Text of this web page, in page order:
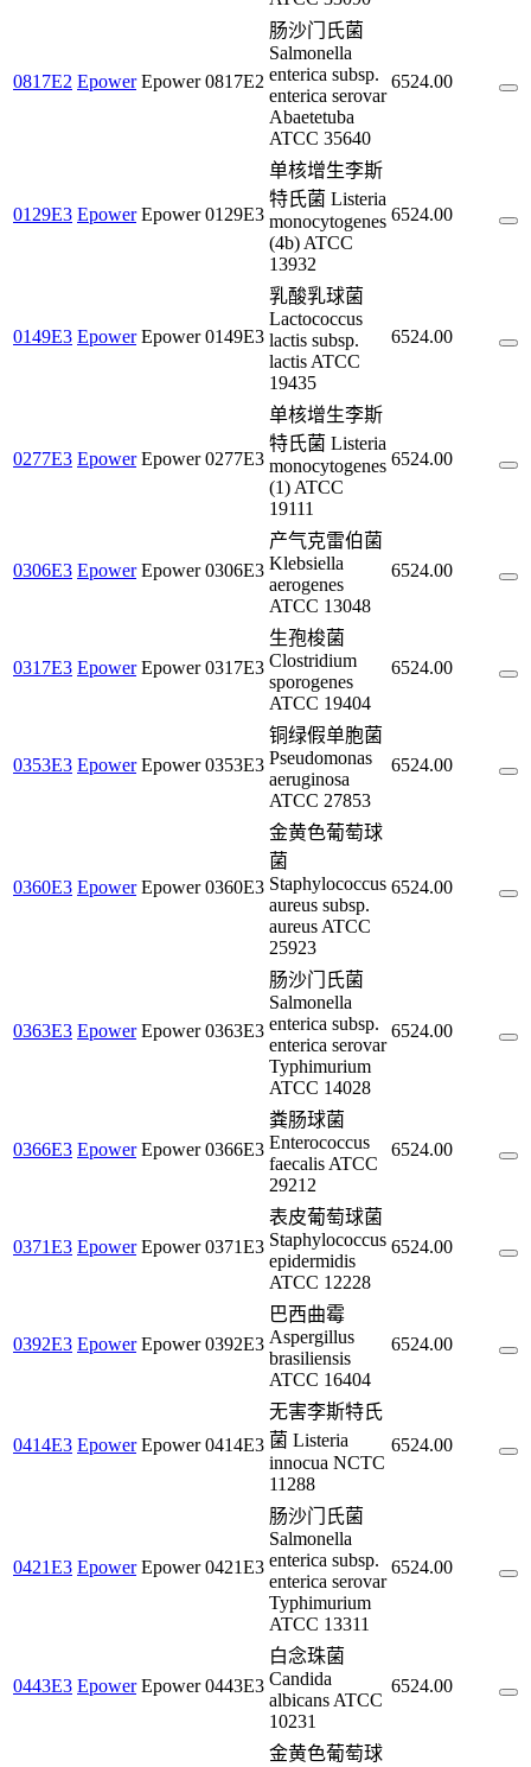
0817E2 Epower Epower 0817E2
肠沙门氏菌
Salmonella
enterica subsp.
enterica serovar
Abaetetuba
ATCC 35640
6524.00
0129E3 Epower Epower 0129E3
单核增生李斯
特氏菌 Listeria
monocytogenes
(4b) ATCC
13932
6524.00
0149E3 Epower Epower 0149E3
乳酸乳球菌
Lactococcus
lactis subsp.
lactis ATCC
19435
6524.00
0277E3 Epower Epower 0277E3
单核增生李斯
特氏菌 Listeria
monocytogenes
(1) ATCC
19111
6524.00
0306E3 Epower Epower 0306E3
产气克雷伯菌
Klebsiella
aerogenes
ATCC 13048
6524.00
0317E3 Epower Epower 0317E3
生孢梭菌
Clostridium
sporogenes
ATCC 19404
6524.00
0353E3 Epower Epower 0353E3
铜绿假单胞菌
Pseudomonas
aeruginosa
ATCC 27853
6524.00
0360E3 Epower Epower 0360E3
金黄色葡萄球
菌
Staphylococcus
aureus subsp.
aureus ATCC
25923
6524.00
0363E3 Epower Epower 0363E3
肠沙门氏菌
Salmonella
enterica subsp.
enterica serovar
Typhimurium
ATCC 14028
6524.00
0366E3 Epower Epower 0366E3
粪肠球菌
Enterococcus
faecalis ATCC
29212
6524.00
0371E3 Epower Epower 0371E3
表皮葡萄球菌
Staphylococcus
epidermidis
ATCC 12228
6524.00
0392E3 Epower Epower 0392E3
巴西曲霉
Aspergillus
brasiliensis
ATCC 16404
6524.00
0414E3 Epower Epower 0414E3
无害李斯特氏
菌 Listeria
innocua NCTC
11288
6524.00
0421E3 Epower Epower 0421E3
肠沙门氏菌
Salmonella
enterica subsp.
enterica serovar
Typhimurium
ATCC 13311
6524.00
0443E3 Epower Epower 0443E3
白念珠菌
Candida
albicans ATCC
10231
6524.00
金黄色葡萄球